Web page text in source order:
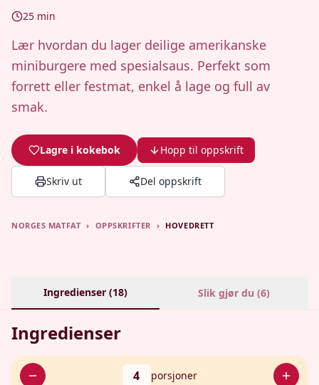
25 min
Lær hvordan du lager deilige amerikanske
miniburgere med spesialsaus. Perfekt som
forrett eller festmat, enkel å lage og full av
smak.
Lagre i kokebok Hopp til oppskrift
Skriv ut Del oppskrift
NORGES MATFAT › OPPSKRIFTER › HOVEDRETT
Ingredienser (18) Slik gjør du (6)
Ingredienser
4 porsjoner